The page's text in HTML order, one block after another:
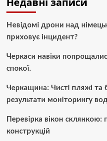
Невідомі дрони над
приховує інцидент?
Черкаси навіки
спокої.
Черкащина: Чисті пляжі та
результати моніторингу
Перевірка вікон
конструкцій